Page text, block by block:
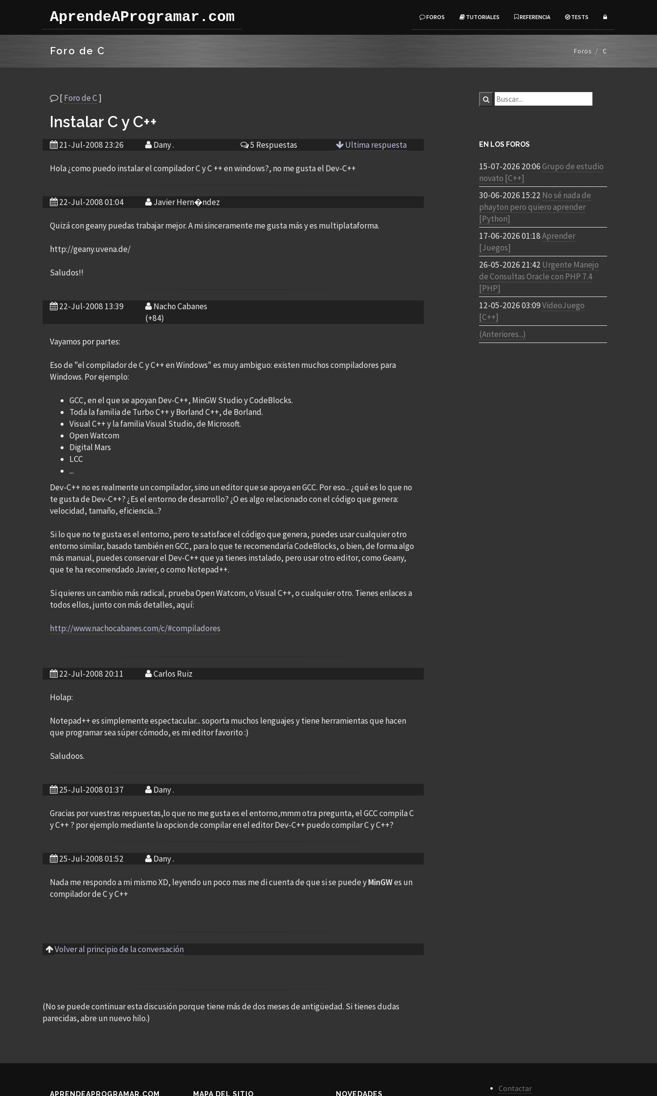
AprendeAProgramar.com FOROS TUTORIALES REFERENCIA TESTS
Foro de C Foros C
[Foro de C]
Instalar C y C++
21-Jul-2008 23:26 Dany . 5 Respuestas Ultima respuesta
Hola ¿como puedo instalar el compilador C y C ++ en windows?, no me gusta el Dev-C++
22-Jul-2008 01:04 Javier Hern�ndez
Quizá con geany puedas trabajar mejor. A mi sinceramente me gusta más y es multiplataforma.
http://geany.uvena.de/
Saludos!!
22-Jul-2008 13:39
Nacho Cabanes
(+84)
Vayamos por partes:
Eso de "el compilador de C y C++ en Windows" es muy ambiguo: existen muchos compiladores para
Windows. Por ejemplo:
GCC, en el que se apoyan Dev-C++, MinGW Studio y CodeBlocks.
Toda la familia de Turbo C++ y Borland C++, de Borland.
Visual C++ y la familia Visual Studio, de Microsoft.
Open Watcom
Digital Mars
LCC
...
Dev-C++ no es realmente un compilador, sino un editor que se apoya en GCC. Por eso... ¿qué es lo que no
te gusta de Dev-C++? ¿Es el entorno de desarrollo? ¿O es algo relacionado con el código que genera:
velocidad, tamaño, eficiencia...?
Si lo que no te gusta es el entorno, pero te satisface el código que genera, puedes usar cualquier otro
entorno similar, basado también en GCC, para lo que te recomendaría CodeBlocks, o bien, de forma algo
más manual, puedes conservar el Dev-C++ que ya tienes instalado, pero usar otro editor, como Geany,
que te ha recomendado Javier, o como Notepad++.
Si quieres un cambio más radical, prueba Open Watcom, o Visual C++, o cualquier otro. Tienes enlaces a
todos ellos, junto con más detalles, aquí:
http://www.nachocabanes.com/c/#compiladores
22-Jul-2008 20:11 Carlos Ruiz
Holap:
Notepad++ es simplemente espectacular... soporta muchos lenguajes y tiene herramientas que hacen
que programar sea súper cómodo, es mi editor favorito :)
Saludoos.
25-Jul-2008 01:37 Dany .
Gracias por vuestras respuestas,lo que no me gusta es el entorno,mmm otra pregunta, el GCC compila C
y C++ ? por ejemplo mediante la opcion de compilar en el editor Dev-C++ puedo compilar C y C++?
25-Jul-2008 01:52 Dany .
Nada me respondo a mi mismo XD, leyendo un poco mas me di cuenta de que si se puede yMinGWes un
compilador de C y C++
Volver al principio de la conversación
(No se puede continuar esta discusión porque tiene más de dos meses de antigüedad. Si tienes dudas
parecidas, abre un nuevo hilo.)
EN LOS FOROS
15-07-2026 20:06Grupo de estudio
novato [C++]
30-06-2026 15:22 No sé nada de
phayton pero quiero aprender
[Python]
17-06-2026 01:18Aprender
[Juegos]
26-05-2026 21:42 Urgente Manejo
de Consultas Oracle con PHP 7.4
[PHP]
12-05-2026 03:09VideoJuego
[C++]
(Anteriores...)
APRENDEAPROGRAMAR.COM MAPA DEL SITIO NOVEDADES
Contactar